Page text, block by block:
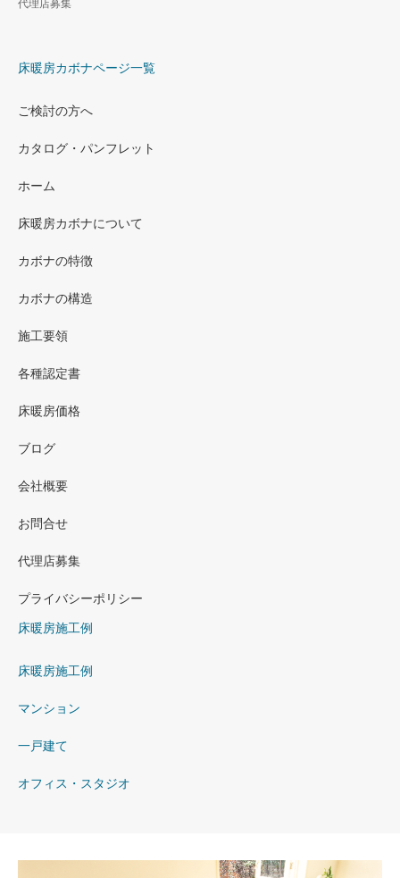
代理店募集
床暖房カボナページ一覧
ご検討の方へ
カタログ・パンフレット
ホーム
床暖房カボナについて
カボナの特徴
カボナの構造
施工要領
各種認定書
床暖房価格
ブログ
会社概要
お問合せ
代理店募集
プライバシーポリシー
床暖房施工例
床暖房施工例
マンション
一戸建て
オフィス・スタジオ